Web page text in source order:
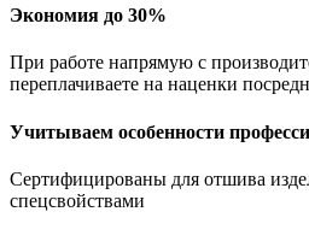
Экономия до 30%
При работе напрямую с
переплачиваете на наценки
Учитываем особенности
Сертифицированы для отшива
спецсвойствами